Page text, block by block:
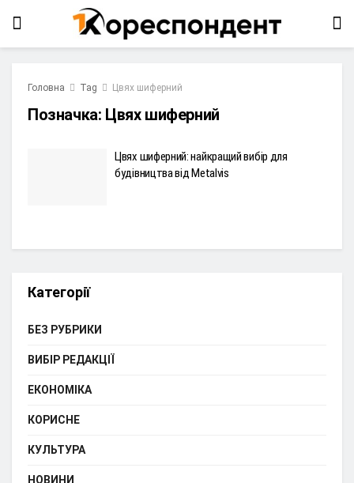
Головна Tag Цвях шиферний
Позначка: Цвях шиферний
Цвях шиферний: найкращий вибір для
будівництва від Metalvis
Категорії
БЕЗ РУБРИКИ
ВИБІР РЕДАКЦІЇ
ЕКОНОМІКА
КОРИСНЕ
КУЛЬТУРА
НОВИНИ